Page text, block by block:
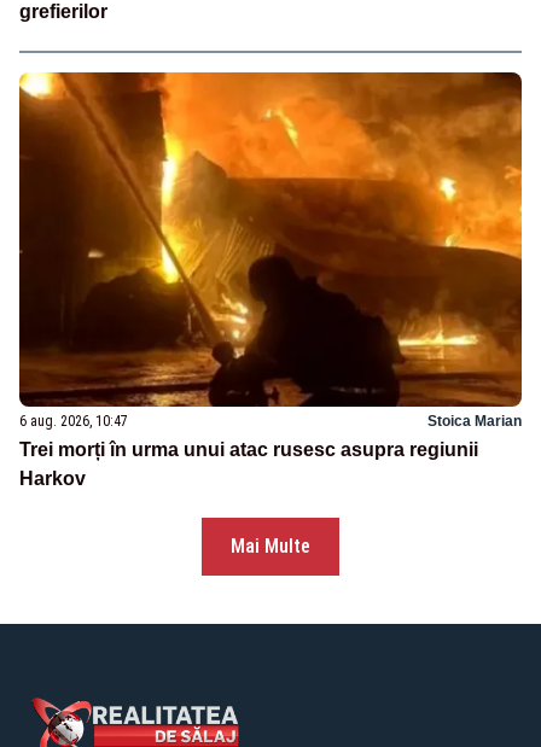
grefierilor
6 aug. 2026, 10:47 Stoica Marian
Trei morți în urma unui atac rusesc asupra regiunii
Harkov
Mai Multe